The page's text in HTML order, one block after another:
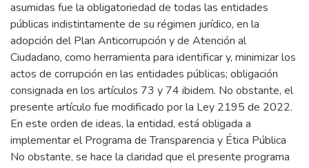
asumidas fue la obligatoriedad de todas las entidades
públicas indistintamente de su régimen jurídico, en la
adopción del Plan Anticorrupción y de Atención al
Ciudadano, como herramienta para identificar y, minimizar los
actos de corrupción en las entidades públicas; obligación
consignada en los artículos 73 y 74 ibidem. No obstante, el
presente artículo fue modificado por la Ley 2195 de 2022.
En este orden de ideas, la entidad, está obligada a
implementar el Programa de Transparencia y Ética Pública
No obstante, se hace la claridad que el presente programa